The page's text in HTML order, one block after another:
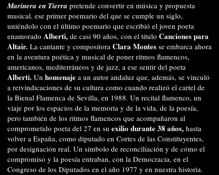
Marinera en Tierra pretende convertir en música y propuesta
musical, ese primer poemario del que se cumple un siglo,
uniéndolo con el último poemario que escribió el joven poeta
enamorado Alberti, de casi 90 años, con el título Canciones para
Altair. La cantante y compositora Clara Montes se embarca ahora
en la aventura poética y musical de poner ritmos flamencos,
americanos, mediterráneos y de jazz, a ese sentir del poeta
Alberti. Un homenaje a un autor andaluz que, además, se vinculó
a reivindicaciones de su cultura como cuando realizó el cartel de
la Bienal Flamenca de Sevilla, en 1988. Un recital flamenco, un
viaje por los espacios de la memoria y de la vida, de la poesía,
pero también de los ritmos flamencos que acompañaron al
comprometido poeta del 27 en su exilio durante 38 años, hasta
volver a España, como diputado en Cortes de las Constituyentes,
por designación real. Un símbolo de reconciliación y de cómo el
compromiso y la poesía entraban, con la Democracia, en el
Congreso de los Diputados en el año 1977 y en nuestra historia.